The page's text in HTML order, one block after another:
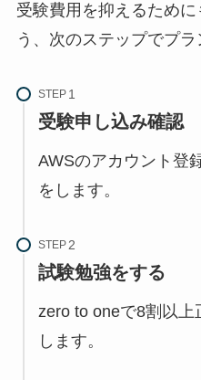
受験費用を抑えるため
う、次のステップでプラ
STEP
受験申し込み確認
AWSのアカウント登
をします。
STEP
試験勉強をする
zero to oneで8割以
します。